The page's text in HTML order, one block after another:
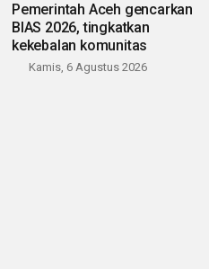
Pemerintah Aceh gencarkan
BIAS 2026, tingkatkan
kekebalan komunitas
Kamis, 6 Agustus 2026